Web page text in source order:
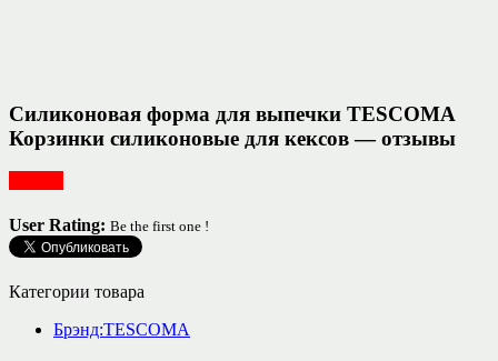
Силиконовая форма для выпечки TESCOMA
Корзинки силиконовые для кексов — отзывы
User Rating: Be the first one !
Категории товара
Брэнд:TESCOMA